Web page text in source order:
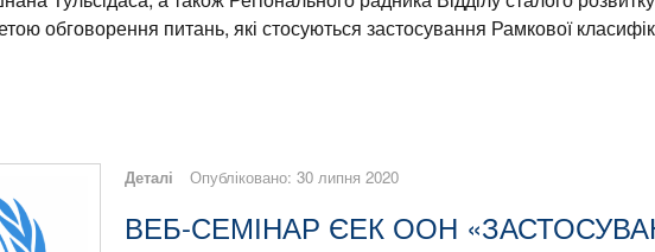
обговорення питань, які стосуються застосування Рамкової
Деталі Опубліковано: 30 липня 2020
ВЕБ-СЕМІНАР ЄЕК ООН